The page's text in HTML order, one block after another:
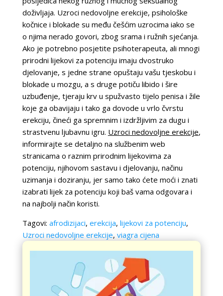
doživljaja. Uzroci nedovoljne erekcije, psihološke
kočnice i blokade su među češćim uzrocima iako se
o njima nerado govori, zbog srama i ružnih sjećanja.
Ako je potrebno posjetite psihoterapeuta, ali mnogi
prirodni lijekovi za potenciju imaju dvostruko
djelovanje, s jedne strane opuštaju vašu tjeskobu i
blokade u mozgu, a s druge potiču libido i šire
uzbuđenje, tjeraju krv u spužvasto tijelo penisa i žile
koje ga obavijaju i tako ga dovode u vrlo čvrstu
erekciju, čineći ga spremnim i izdržljivim za dugu i
strastvenu ljubavnu igru. Uzroci nedovoljne erekcije,
informirajte se detaljno na službenim web
stranicama o raznim prirodnim lijekovima za
potenciju, njihovom sastavu i djelovanju, načinu
uzimanja i doziranju, jer samo tako ćete moći i znati
izabrati lijek za potenciju koji baš vama odgovara i
na najbolji način koristi.
Tagovi: afrodizijaci, erekcija, lijekovi za potenciju,
Uzroci nedovoljne erekcije, viagra cijena